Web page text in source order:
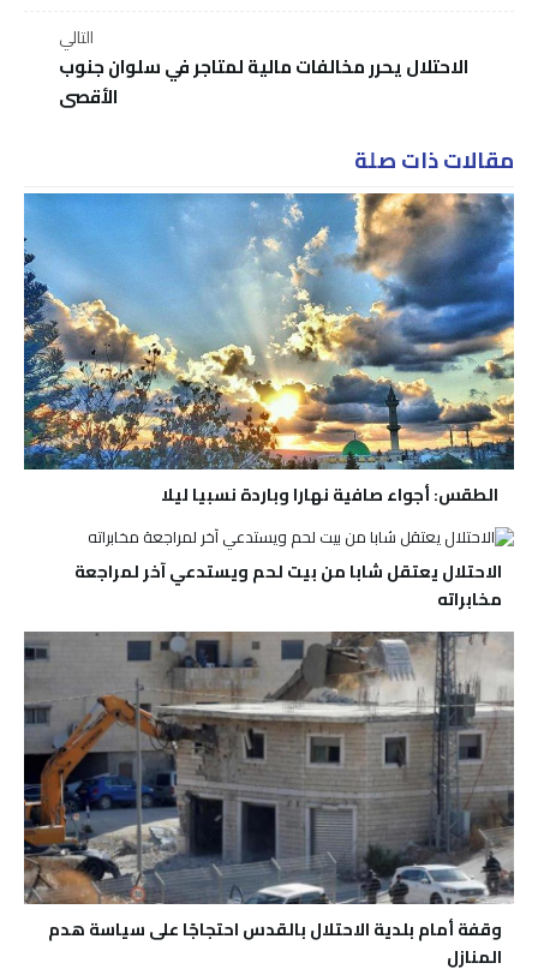
التالي
الاحتلال يحرر مخالفات مالية لمتاجر في سلوان جنوب
الأقصى
مقالات ذات صلة
الطقس: أجواء صافية نهارا وباردة نسبيا ليلا
الاحتلال يعتقل شابا من بيت لحم ويستدعي آخر لمراجعة
مخابراته
وقفة أمام بلدية الاحتلال بالقدس احتجاجًا على سياسة هدم
المنازل